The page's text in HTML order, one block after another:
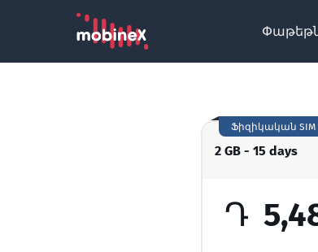
2 GB - 15 days
Ֆիզիկական SIM
Դ